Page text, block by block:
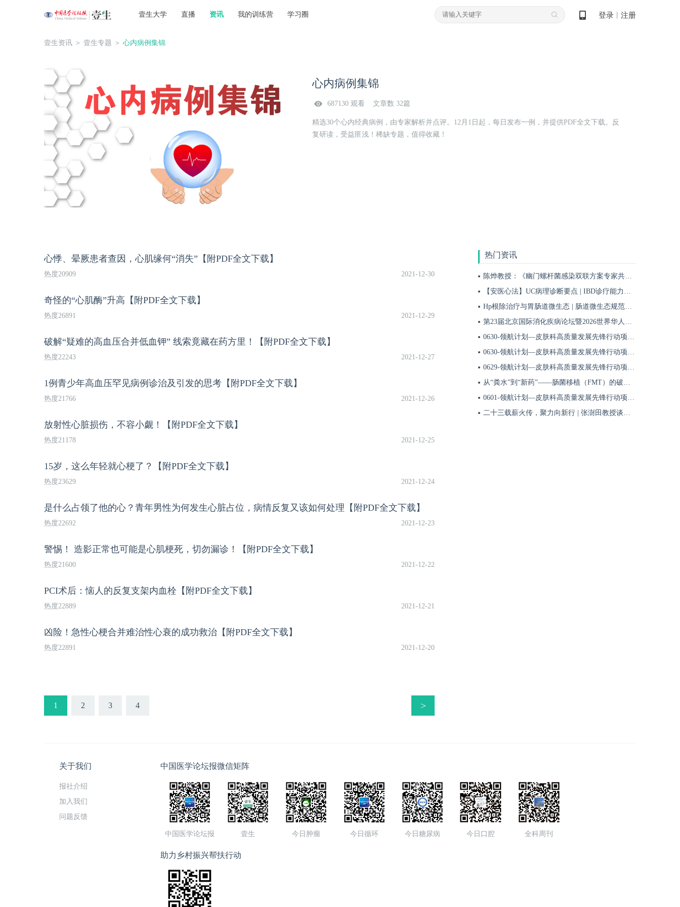
壹生大学 直播 资讯 我的训练营 学习圈 登录 注册
壹生资讯 ＞ 壹生专题 ＞ 心内病例集锦
心内病例集锦
687130 观看 文章数 32篇
精选30个心内经典病例，由专家解析并点评。12月1日起，每日发布一例，并提供PDF全文下载。反
复研读，受益匪浅！稀缺专题，值得收藏！
心悸、晕厥患者查因，心肌缘何“消失”【附PDF全文下载】
热度20909 2021-12-30
奇怪的“心肌酶”升高【附PDF全文下载】
热度26891 2021-12-29
破解“疑难的高血压合并低血钾” 线索竟藏在药方里！【附PDF全文下载】
热度22243 2021-12-27
1例青少年高血压罕见病例诊治及引发的思考【附PDF全文下载】
热度21766 2021-12-26
放射性心脏损伤，不容小觑！【附PDF全文下载】
热度21178 2021-12-25
15岁，这么年轻就心梗了？【附PDF全文下载】
热度23629 2021-12-24
是什么占领了他的心？青年男性为何发生心脏占位，病情反复又该如何处理【附PDF全文下载】
热度22692 2021-12-23
警惕！ 造影正常也可能是心肌梗死，切勿漏诊！【附PDF全文下载】
热度21600 2021-12-22
PCI术后：恼人的反复支架内血栓【附PDF全文下载】
热度22889 2021-12-21
凶险！急性心梗合并难治性心衰的成功救治【附PDF全文下载】
热度22891 2021-12-20
1 2 3 4 >
热门资讯
陈烨教授：《幽门螺杆菌感染双联方案专家共识（2026）》解读 | BIDDF2026
【安医心法】UC病理诊断要点 | IBD诊疗能力系统提升5
Hp根除治疗与胃肠道微生态 | 肠道微生态规范化诊疗4
第23届北京国际消化疾病论坛暨2026世界华人消化医师年会盛大开幕
0630-领航计划—皮肤科高质量发展先锋行动项目第六季第65期
0630-领航计划—皮肤科高质量发展先锋行动项目第六季第64期
0629-领航计划—皮肤科高质量发展先锋行动项目第六季第63期
从“粪水”到“新药”——肠菌移植（FMT）的破局与临床应用全景 | 肠道微生态规范化诊疗1
0601-领航计划—皮肤科高质量发展先锋行动项目第六季第42期
二十三载薪火传，聚力向新行 | 张澍田教授谈中国消化医学的传承与突破
关于我们
报社介绍
加入我们
问题反馈
中国医学论坛报微信矩阵
中国医学论坛报 壹生 今日肿瘤 今日循环 今日糖尿病 今日口腔 全科周刊
助力乡村振兴帮扶行动